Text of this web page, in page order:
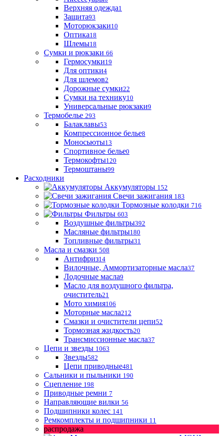
Верхняя одежда1
Защита93
Моторюкзаки10
Оптика18
Шлемы18
Сумки и рюкзаки 66
Гермосумки19
Для оптики4
Для шлемов2
Дорожные сумки22
Сумки на технику10
Универсальные рюкзаки9
Термобелье 293
Балаклавы53
Компрессионное белье8
Моносьюты13
Спортивное белье0
Термокофты120
Термоштаны99
Расходники
Аккумуляторы 152
Свечи зажигания 183
Тормозные колодки 716
Фильтры 603
Воздушные фильтры392
Масляные фильтры180
Топливные фильтры31
Масла и смазки 508
Антифриз14
Вилочные, Аммортизаторные масла37
Лодочные масла9
Масло для воздушного фильтра,
очиститель21
Мото химия106
Моторные масла212
Смазки и очистители цепи52
Тормозная жидкость20
Трансмиссионные масла37
Цепи и звезды 1063
Звезды582
Цепи приводные481
Сальники и пыльники 190
Сцепление 198
Приводные ремни 7
Направляющие вилки 56
Подшипники колес 141
Ремкомплекты и подшипники 11
распродажа